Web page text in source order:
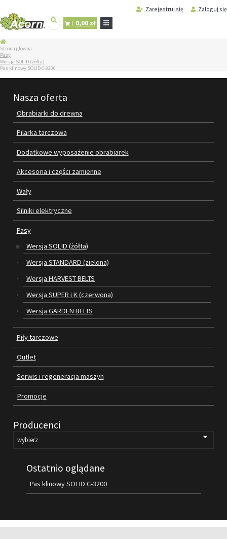
Zarejestruj się Zaloguj się
0,00 zł
STRONA
GŁÓWNA
SERWIS
MASZYN
OBRABIARKI DO DREWNA
DODATKOWE WYPOSAŻENIE
OBRABIAREK
AKCESORIA I CZĘŚCI ZAMIENNE
WAŁY
SILNIKI ELEKTRYCZNE
PIŁY TARCZOWE
OUTLET
SERWIS I REGENERACJA MASZYN
PROMOCJE
REGULAMIN
KATALOGI
OBRABIARKI DO DREWNA
SILNIKI ELEKTRYCZNE
KONTAKT
Strona główna
Pasy
Wersja SOLID (żółta)
Pas klinowy SOLID C-3200
Nasza oferta
Obrabiarki do drewna
Pilarka tarczowa
Dodatkowe wyposażenie obrabiarek
Akcesoria i części zamienne
Wały
Silniki elektryczne
Pasy
Wersja SOLID (żółta)
Wersja STANDARD (zielona)
Wersja HARVEST BELTS
Wersja SUPER i K (czerwona)
Wersja GARDEN BELTS
Piły tarczowe
Outlet
Serwis i regeneracja maszyn
Promocje
Producenci
Ostatnio oglądane
Pas klinowy SOLID C-3200